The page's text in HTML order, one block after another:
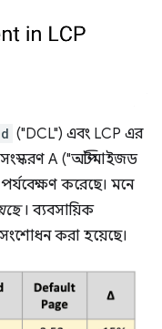
("DCL") এবং LCP এর
A ("অপ্টিমাইজড
করেছে। মনে
। ব্যবসায়িক
সংশোধন করা হয়েছে।